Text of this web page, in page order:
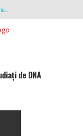
Antrenamente la peste 30 de grade Celsius. Mircea Rednic își pregătește fotbaliștii pentru calvarul de duminică
de DNA